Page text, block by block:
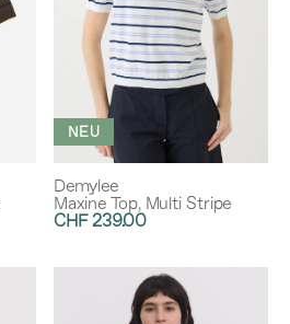
NEU
Demylee
Maxine Top, Multi Stripe
CHF 239.00